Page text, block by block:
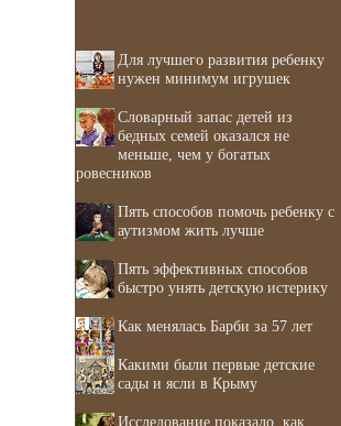
Для лучшего развития ребенку
нужен минимум игрушек
Словарный запас детей из
бедных семей оказался не
меньше, чем у богатых
ровесников
Пять способов помочь ребенку с
аутизмом жить лучше
Пять эффективных способов
быстро унять детскую истерику
Как менялась Барби за 57 лет
Какими были первые детские
сады и ясли в Крыму
Исследование показало, как